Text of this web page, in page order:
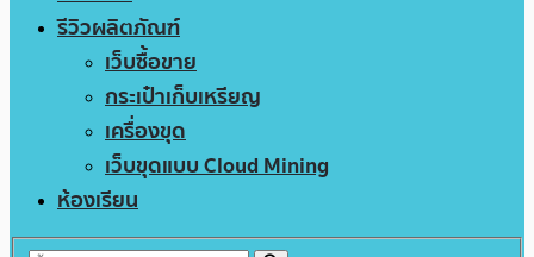
รีวิวผลิตภัณฑ์
เว็บซื้อขาย
กระเป๋าเก็บเหรียญ
เครื่องขุด
เว็บขุดแบบ Cloud Mining
ห้องเรียน